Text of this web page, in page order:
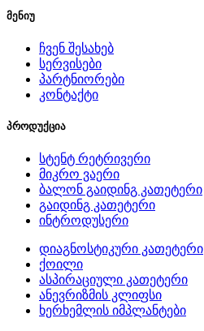
მენიუ
ჩვენ შესახებ
სერვისები
პარტნიორები
კონტაქტი
პროდუქცია
სტენტ რეტრივერი
მიკრო ვაერი
ბალონ გაიდინგ კათეტერი
გაიდინგ კათეტერი
ინტროდუსერი
დიაგნოსტიკური კათეტერი
ქოილი
ასპირაციული კათეტერი
ანევრიზმის კლიფსი
ხერხემლის იმპლანტები